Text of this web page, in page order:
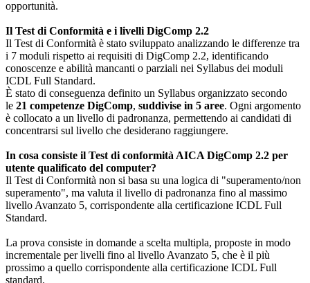
opportunità.
Il Test di Conformità e i livelli DigComp 2.2
Il Test di Conformità è stato sviluppato analizzando le differenze tra
i 7 moduli rispetto ai requisiti di DigComp 2.2, identificando
conoscenze e abilità mancanti o parziali nei Syllabus dei moduli
ICDL Full Standard.
È stato di conseguenza definito un Syllabus organizzato secondo
le 21 competenze DigComp, suddivise in 5 aree. Ogni argomento
è collocato a un livello di padronanza, permettendo ai candidati di
concentrarsi sul livello che desiderano raggiungere.
In cosa consiste il Test di conformità AICA DigComp 2.2 per
utente qualificato del computer?
Il Test di Conformità non si basa su una logica di "superamento/non
superamento", ma valuta il livello di padronanza fino al massimo
livello Avanzato 5, corrispondente alla certificazione ICDL Full
Standard.
La prova consiste in domande a scelta multipla, proposte in modo
incrementale per livelli fino al livello Avanzato 5, che è il più
prossimo a quello corrispondente alla certificazione ICDL Full
standard.